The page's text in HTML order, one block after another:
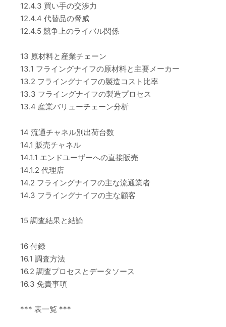
12.4.3 買い手の交渉力
12.4.4 代替品の脅威
12.4.5 競争上のライバル関係
13 原材料と産業チェーン
13.1 フライングナイフの原材料と主要メーカー
13.2 フライングナイフの製造コスト比率
13.3 フライングナイフの製造プロセス
13.4 産業バリューチェーン分析
14 流通チャネル別出荷台数
14.1 販売チャネル
14.1.1 エンドユーザーへの直接販売
14.1.2 代理店
14.2 フライングナイフの主な流通業者
14.3 フライングナイフの主な顧客
15 調査結果と結論
16 付録
16.1 調査方法
16.2 調査プロセスとデータソース
16.3 免責事項
*** 表一覧 ***